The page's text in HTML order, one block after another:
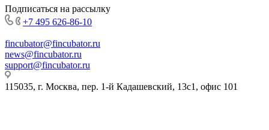
Подписаться на рассылку
+7 495 626-86-10
fincubator@fincubator.ru
news@fincubator.ru
support@fincubator.ru
115035, г. Москва, пер. 1-й Кадашевский, 13с1, офис 101